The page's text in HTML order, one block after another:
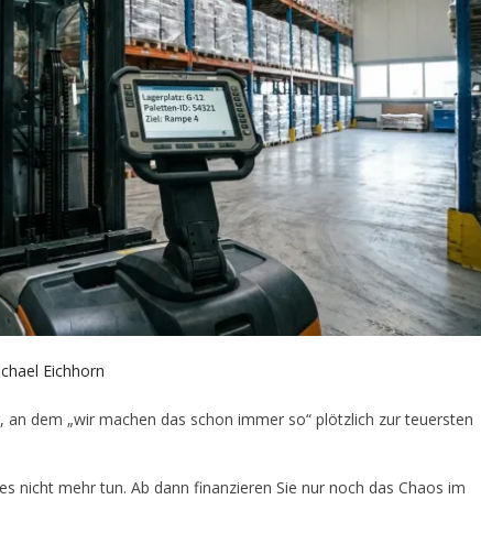
Eichhorn
dem „wir machen das schon immer so“ plötzlich zur teuersten
nicht mehr tun. Ab dann finanzieren Sie nur noch das Chaos im